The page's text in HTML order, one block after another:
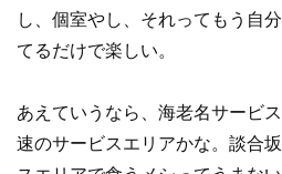
し、個室やし、それってもう自
てるだけで楽しい。
あえていうなら、海老名サービ
速のサービスエリアかな。談合